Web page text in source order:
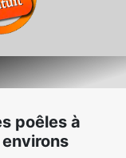
poêles à